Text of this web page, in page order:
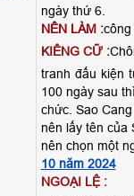
ngày thứ 6.
NÊN LÀM :công
KIÊNG CỮ :
tranh đấu kiện
100 ngày sau
chức. Sao
nên lấy tên của
nên chọn một
10 năm 2024
NGOẠI LỆ :